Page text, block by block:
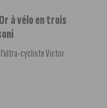
à vélo en trois
l’ultra-cycliste Victor